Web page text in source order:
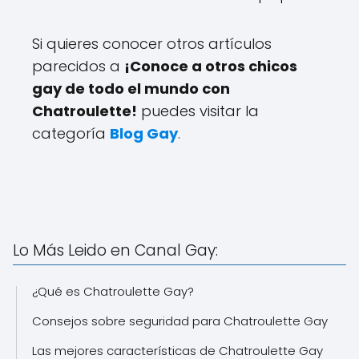
Si quieres conocer otros artículos
parecidos a ¡Conoce a otros chicos
gay de todo el mundo con
Chatroulette! puedes visitar la
categoría Blog Gay.
Lo Más Leido en Canal Gay:
¿Qué es Chatroulette Gay?
Consejos sobre seguridad para Chatroulette Gay
Las mejores características de Chatroulette Gay